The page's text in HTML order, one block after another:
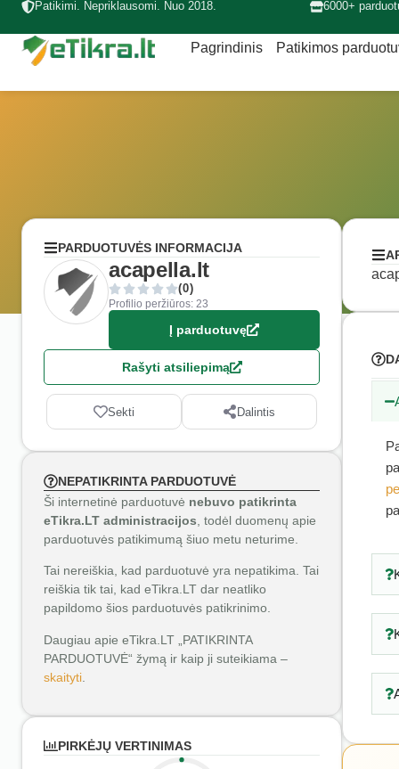
Patikimi. Nepriklausomi. Nuo 2018. 6000+
Pagrindinis Patikimos
PARDUOTUVĖS INFORMACIJA
acapella.lt
(0)
Profilio peržiūros: 23
Į parduotuvę
Rašyti atsiliepimą
Sekti Dalintis
NEPATIKRINTA PARDUOTUVĖ
Ši internetinė parduotuvė nebuvo patikrinta
eTikra.LT administracijos , todėl duomenų apie
parduotuvės patikimumą šiuo metu neturime.
Tai nereiškia, kad parduotuvė yra nepatikima. Tai
reiškia tik tai, kad eTikra.LT dar neatliko
papildomo šios parduotuvės patikrinimo.
Daugiau apie eTikra.LT „PATIKRINTA
PARDUOTUVĖ“ žymą ir kaip ji suteikiama –
skaityti
PIRKĖJŲ VERTINIMAS